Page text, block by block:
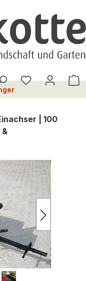
Du hast 0
| 100